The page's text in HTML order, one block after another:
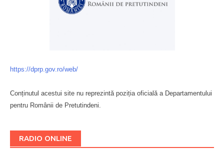
https://dprp.gov.ro/web/
Conținutul acestui site nu reprezintă poziția oficială a Departamentului
pentru Românii de Pretutindeni.
RADIO ONLINE